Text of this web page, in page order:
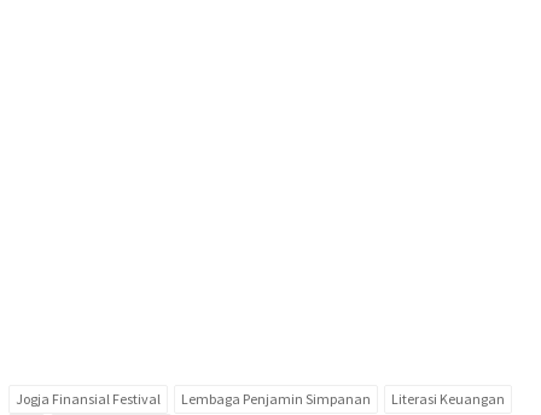
Jogja Finansial Festival Lembaga Penjamin Simpanan
Literasi Keuangan